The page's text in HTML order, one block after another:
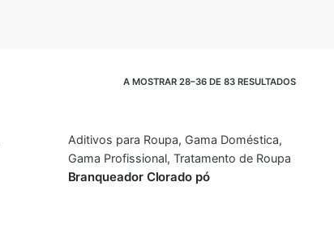
A MOSTRAR 28–36 DE 83 RESULTADOS
Aditivos para Roupa, Gama Doméstica,
Gama Profissional, Tratamento de Roupa
Branqueador Clorado pó